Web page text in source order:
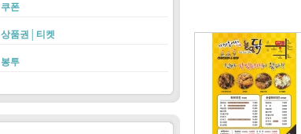
쿠폰
상품권│티켓
봉투